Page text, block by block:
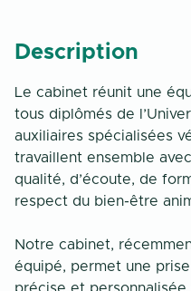
Description
Le cabinet réunit une
tous diplômés de
auxiliaires spécialisées
travaillent ensemble
qualité, d’écoute, de
respect du bien-être
Notre cabinet,
équipé, permet une